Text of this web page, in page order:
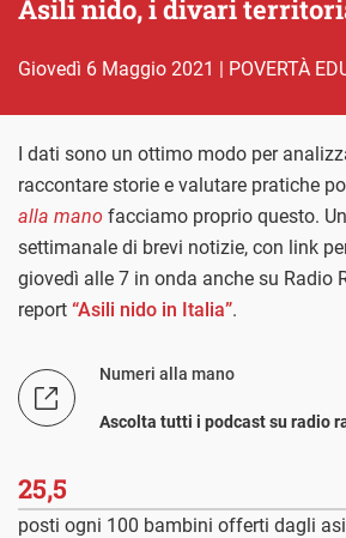
Asili nido, i divari
giovedì 6 Maggio 2021 | POVERTÀ
I dati sono un ottimo modo per
raccontare storie e valutare pratiche
alla mano facciamo proprio questo.
settimanale di brevi notizie, con link
giovedì alle 7 in onda anche su Radio
report “Asili nido in Italia”.
Numeri alla mano
Ascolta tutti i podcast su radio
25,5
posti ogni 100 bambini offerti dagli